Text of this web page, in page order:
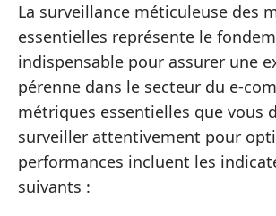
La surveillance méticuleuse des
essentielles représente le
indispensable pour assurer une
pérenne dans le secteur du e-
métriques essentielles que vous
surveiller attentivement pour
performances incluent les
suivants :